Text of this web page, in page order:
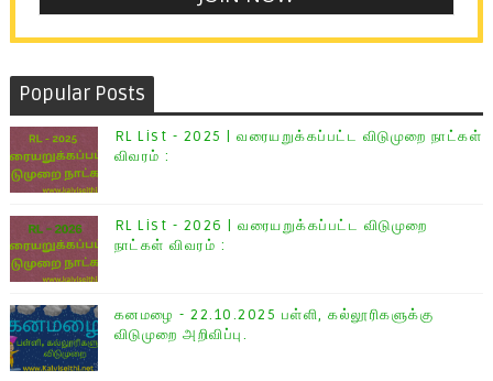
Popular Posts
RL List - 2025 | வரையறுக்கப்பட்ட விடுமுறை நாட்கள்
விவரம் :
RL List - 2026 | வரையறுக்கப்பட்ட விடுமுறை
நாட்கள் விவரம் :
கனமழை - 22.10.2025 பள்ளி, கல்லூரிகளுக்கு
விடுமுறை அறிவிப்பு.